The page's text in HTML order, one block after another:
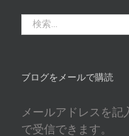
ゴ
リ
索
ブログをメールで購読
メールアドレスを
で受信できます。